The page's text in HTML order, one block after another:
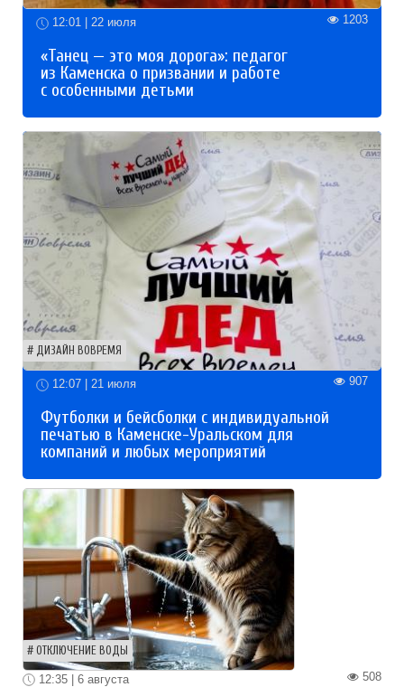
12:01 | 22 июля 1203
«Танец — это моя дорога»: педагог
из Каменска о призвании и работе
с особенными детьми
ДИЗАЙН ВОВРЕМЯ
12:07 | 21 июля 907
Футболки и бейсболки с индивидуальной
печатью в Каменске-Уральском для
компаний и любых мероприятий
ОТКЛЮЧЕНИЕ ВОДЫ
508
12:35 | 6 августа